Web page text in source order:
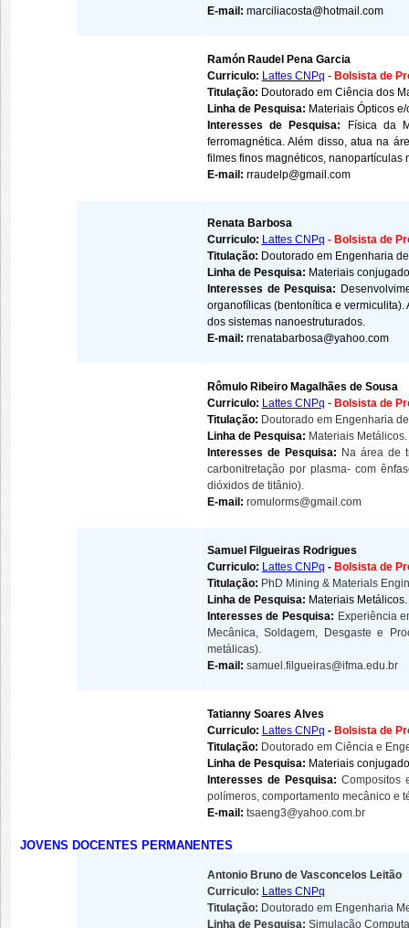
E-mail: marciliacosta@hotmail.com
Ramón Raudel Pena Garcia
Curriculo: Lattes CNPq - Bolsista de
Titulação: Doutorado em Ciência dos
Linha de Pesquisa: Materiais Ópticos
Interesses de Pesquisa:
Física da
ferromagnética. Além disso, atua na
filmes finos magnéticos,
E-mail: rraudelp@gmail.com
Renata Barbosa
Curriculo: Lattes CNPq - Bolsista de
Titulação: Doutorado em Engenharia
Linha de Pesquisa: Materiais
Interesses de Pesquisa:
organofílicas (bentonítica e
dos sistemas nanoestruturados.
E-mail: rrenatabarbosa@yahoo.com
Rômulo Ribeiro Magalhães de Sousa
Curriculo: Lattes CNPq - Bolsista de
Titulação: Doutorado em Engenharia
Linha de Pesquisa: Materiais Metálicos.
Interesses de Pesquisa: Na área de
carbonitretação por plasma- com
dióxidos de titânio).
E-mail: romulorms@gmail.com
Samuel Filgueiras Rodrigues
Curriculo: Lattes CNPq - Bolsista de
Titulação: PhD Mining & Materials
Linha de Pesquisa: Materiais Metálicos.
Interesses de Pesquisa: Experiência
Mecânica, Soldagem, Desgaste e
metálicas).
E-mail: samuel.filgueiras@ifma.edu.br
Tatianny Soares Alves
Curriculo: Lattes CNPq - Bolsista de
Titulação: Doutorado em Ciência e
Linha de Pesquisa: Materiais
Interesses de Pesquisa:Compositos
polímeros, comportamento mecânico e
E-mail: tsaeng3@yahoo.com.br
JOVENS DOCENTES PERMANENTES
Antonio Bruno de Vasconcelos Leitão
Curriculo: Lattes CNPq
Titulação: Doutorado em Engenharia
Linha de Pesquisa: Simulação